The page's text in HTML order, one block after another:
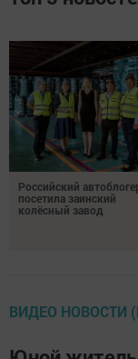
Российский
посетила заинский
колёсный завод
ВИДЕО НОВОСТИ